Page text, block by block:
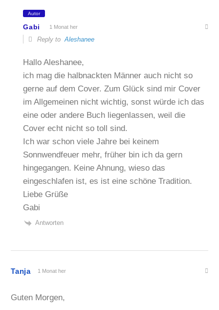
Autor
Gabi 1 Monat her
Reply toAleshanee
Hallo Aleshanee,
ich mag die halbnackten Männer auch nicht so
gerne auf dem Cover. Zum Glück sind mir Cover
im Allgemeinen nicht wichtig, sonst würde ich das
eine oder andere Buch liegenlassen, weil die
Cover echt nicht so toll sind.
Ich war schon viele Jahre bei keinem
Sonnwendfeuer mehr, früher bin ich da gern
hingegangen. Keine Ahnung, wieso das
eingeschlafen ist, es ist eine schöne Tradition.
Liebe Grüße
Gabi
Antworten
Tanja 1 Monat her
Guten Morgen,